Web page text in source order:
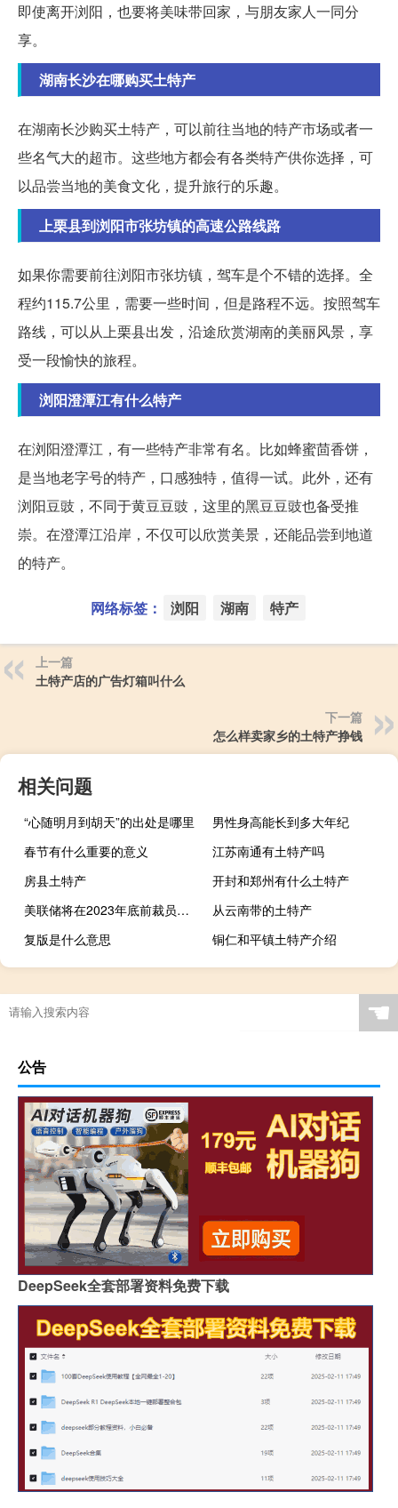
即使离开浏阳，也要将美味带回家，与朋友家人一同分
享。
湖南长沙在哪购买土特产
在湖南长沙购买土特产，可以前往当地的特产市场或者一
些名气大的超市。这些地方都会有各类特产供你选择，可
以品尝当地的美食文化，提升旅行的乐趣。
上栗县到浏阳市张坊镇的高速公路线路
如果你需要前往浏阳市张坊镇，驾车是个不错的选择。全
程约115.7公里，需要一些时间，但是路程不远。按照驾车
路线，可以从上栗县出发，沿途欣赏湖南的美丽风景，享
受一段愉快的旅程。
浏阳澄潭江有什么特产
在浏阳澄潭江，有一些特产非常有名。比如蜂蜜茴香饼，
是当地老字号的特产，口感独特，值得一试。此外，还有
浏阳豆豉，不同于黄豆豆豉，这里的黑豆豆豉也备受推
崇。在澄潭江沿岸，不仅可以欣赏美景，还能品尝到地道
的特产。
网络标签： 浏阳 湖南 特产
上一篇
土特产店的广告灯箱叫什么
下一篇
怎么样卖家乡的土特产挣钱
相关问题
“心随明月到胡天”的出处是哪里
男性身高能长到多大年纪
春节有什么重要的意义
江苏南通有土特产吗
房县土特产
开封和郑州有什么土特产
美联储将在2023年底前裁员约300人
从云南带的土特产
复版是什么意思
铜仁和平镇土特产介绍
☚
公告
DeepSeek全套部署资料免费下载